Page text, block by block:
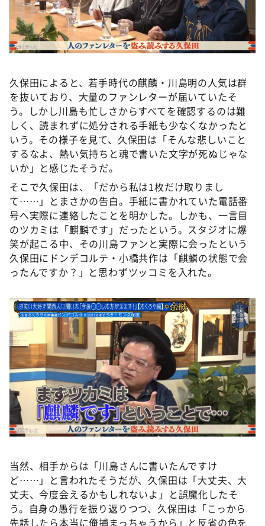
久保田によると、若手時代の麒麟・川島明の人気は群
を抜いており、大量のファンレターが届いていたそ
う。しかし川島も忙しさからすべてを確認するのは難
しく、読まれずに処分される手紙も少なくなかったと
いう。その様子を見て、久保田は「そんな悲しいこと
するなよ、熱い気持ちと魂で書いた文字が死ぬじゃな
いか」と感じたそうだ。
そこで久保田は、「だから私は1枚だけ取りまし
て……」とまさかの告白。手紙に書かれていた電話番
号へ実際に連絡したことを明かした。しかも、一言目
のツカミは「麒麟です」だったという。スタジオに爆
笑が起こる中、その川島ファンと実際に会ったという
久保田にドンデコルテ・小橋共作は「麒麟の状態で会
ったんですか？」と思わずツッコミを入れた。
当然、相手からは「川島さんに書いたんですけ
ど……」と言われたそうだが、久保田は「大丈夫、大
丈夫、今度会えるかもしれないよ」と誤魔化したそ
う。自身の愚行を振り返りつつ、久保田は「こっから
先話したら本当に俺捕まっちゃうから」と反省の色を